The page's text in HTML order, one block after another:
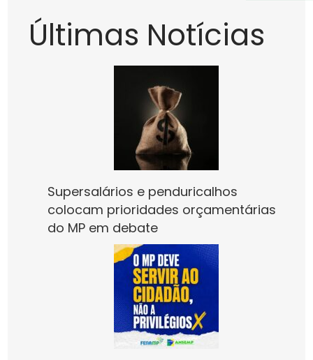
Últimas Notícias
Supersalários e penduricalhos
colocam prioridades orçamentárias
do MP em debate